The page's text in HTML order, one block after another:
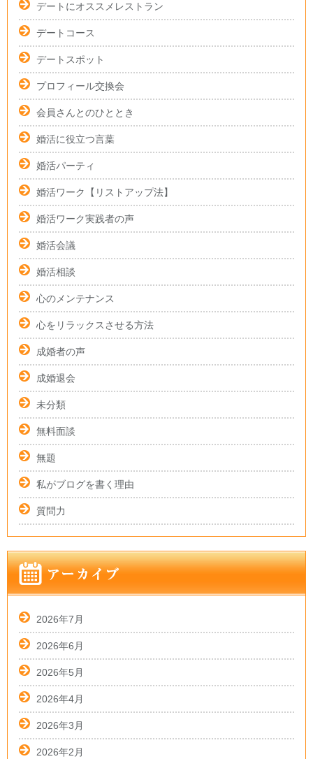
デートにオススメレストラン
デートコース
デートスポット
プロフィール交換会
会員さんとのひととき
婚活に役立つ言葉
婚活パーティ
婚活ワーク【リストアップ法】
婚活ワーク実践者の声
婚活会議
婚活相談
心のメンテナンス
心をリラックスさせる方法
成婚者の声
成婚退会
未分類
無料面談
無題
私がブログを書く理由
質問力
2026年7月
2026年6月
2026年5月
2026年4月
2026年3月
2026年2月